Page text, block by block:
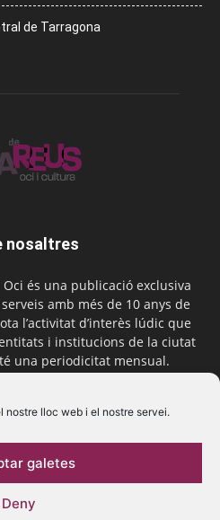
nostre lloc web i el nostre servei.
galetes
Deny
de Tarragona
nosaltres
és una publicació exclusiva
amb més de 10 anys de
l’activitat d’interès lúdic que
i institucions de la ciutat
una periodicitat mensual.
nos